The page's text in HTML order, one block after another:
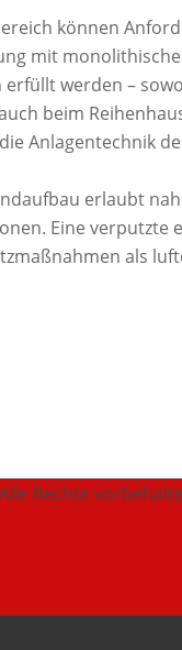
können
mit
werden –
beim
Anlagentechnik
erlaubt
Eine verputzte
als
Rechte